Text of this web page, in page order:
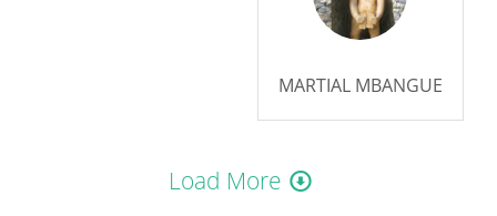
MARTIAL MBANGUE
Load More